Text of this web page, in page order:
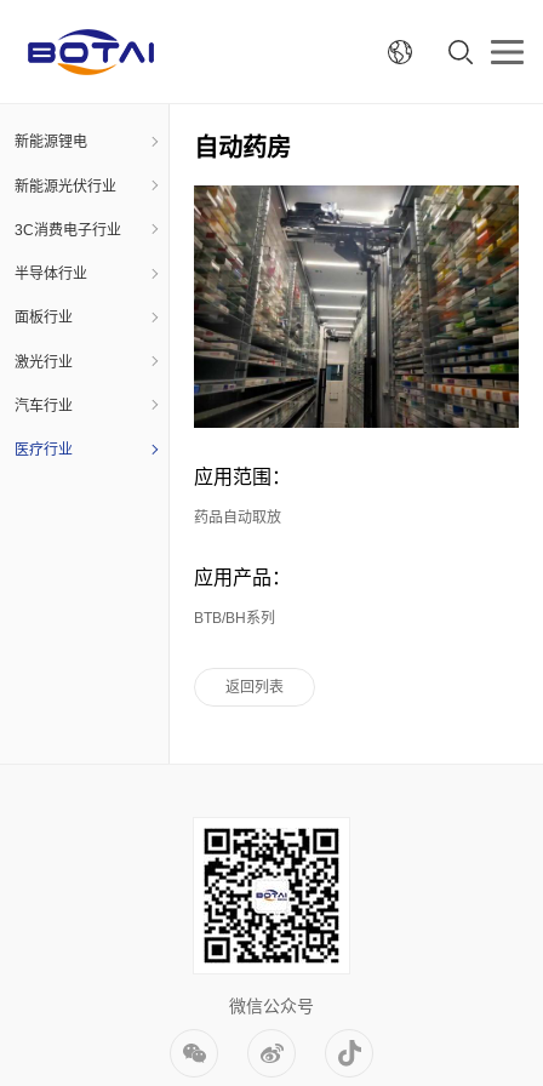
新能源锂电
新能源光伏行业
3C消费电子行业
半导体行业
面板行业
激光行业
汽车行业
医疗行业
自动药房
应用范围：
药品自动取放
应用产品：
BTB/BH系列
返回列表
微信公众号